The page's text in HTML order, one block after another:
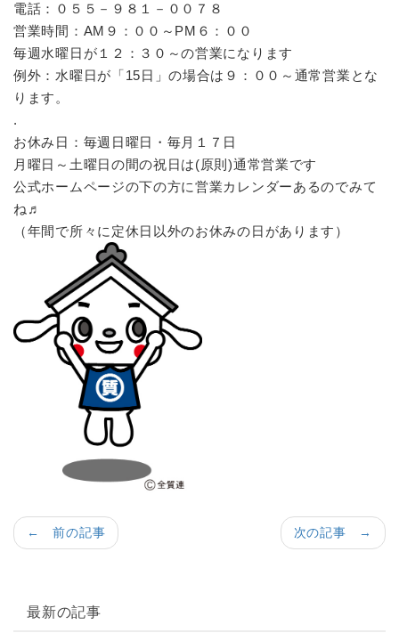
電話：０５５－９８１－００７８
営業時間：AM９：００～PM６：００
毎週水曜日が１２：３０～の営業になります
例外：水曜日が「15日」の場合は９：００～通常営業とな
ります。
.
お休み日：毎週日曜日・毎月１７日
月曜日～土曜日の間の祝日は(原則)通常営業です
公式ホームページの下の方に営業カレンダーあるのでみて
ね♬
（年間で所々に定休日以外のお休みの日があります）
次の記事 →
← 前の記事
最新の記事